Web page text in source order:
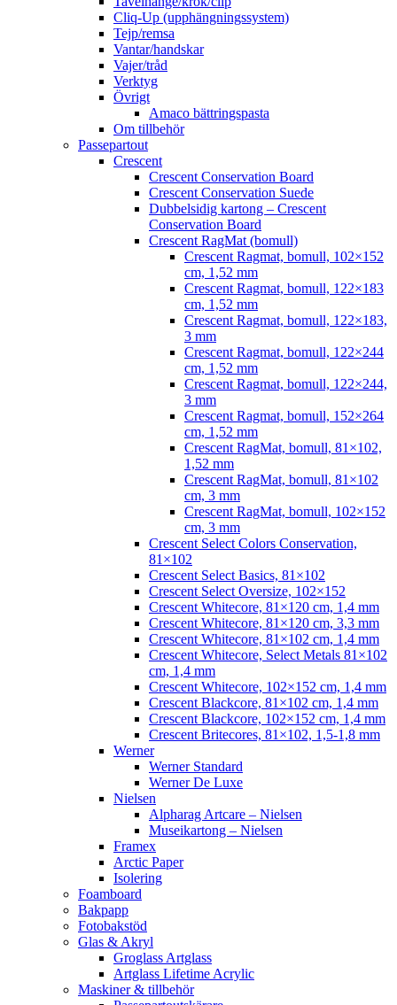
Cliq-Up (upphängningssystem)
Tejp/remsa
Vantar/handskar
Vajer/tråd
Verktyg
Övrigt
Amaco bättringspasta
Om tillbehör
Passepartout
Crescent
Crescent Conservation Board
Crescent Conservation Suede
Dubbelsidig kartong – Crescent
Conservation Board
Crescent RagMat (bomull)
Crescent Ragmat, bomull, 102×152
cm, 1,52 mm
Crescent Ragmat, bomull, 122×183
cm, 1,52 mm
Crescent Ragmat, bomull, 122×183,
3 mm
Crescent Ragmat, bomull, 122×244
cm, 1,52 mm
Crescent Ragmat, bomull, 122×244,
3 mm
Crescent Ragmat, bomull, 152×264
cm, 1,52 mm
Crescent RagMat, bomull, 81×102,
1,52 mm
Crescent RagMat, bomull, 81×102
cm, 3 mm
Crescent RagMat, bomull, 102×152
cm, 3 mm
Crescent Select Colors Conservation,
81×102
Crescent Select Basics, 81×102
Crescent Select Oversize, 102×152
Crescent Whitecore, 81×120 cm, 1,4 mm
Crescent Whitecore, 81×120 cm, 3,3 mm
Crescent Whitecore, 81×102 cm, 1,4 mm
Crescent Whitecore, Select Metals 81×102
cm, 1,4 mm
Crescent Whitecore, 102×152 cm, 1,4 mm
Crescent Blackcore, 81×102 cm, 1,4 mm
Crescent Blackcore, 102×152 cm, 1,4 mm
Crescent Britecores, 81×102, 1,5-1,8 mm
Werner
Werner Standard
Werner De Luxe
Nielsen
Alpharag Artcare – Nielsen
Museikartong – Nielsen
Framex
Arctic Paper
Isolering
Foamboard
Bakpapp
Fotobakstöd
Glas & Akryl
Groglass Artglass
Artglass Lifetime Acrylic
Maskiner & tillbehör